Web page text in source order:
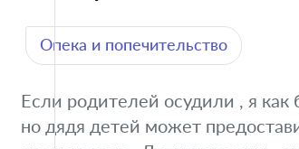
Опека и попечительство
Если родителей осудили , я как
но дядя детей может